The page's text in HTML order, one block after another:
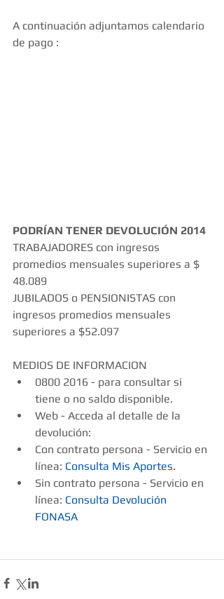
A continuación adjuntamos calendario
de pago :
PODRÍAN TENER DEVOLUCIÓN 2014
TRABAJADORES con ingresos
promedios mensuales superiores a $
48.089
JUBILADOS o PENSIONISTAS con
ingresos promedios mensuales
superiores a $52.097
MEDIOS DE INFORMACION
0800 2016 - para consultar si
tiene o no saldo disponible.
Web - Acceda al detalle de la
devolución:
Con contrato persona - Servicio en
línea: Consulta Mis Aportes.
Sin contrato persona - Servicio en
línea: Consulta Devolución
FONASA